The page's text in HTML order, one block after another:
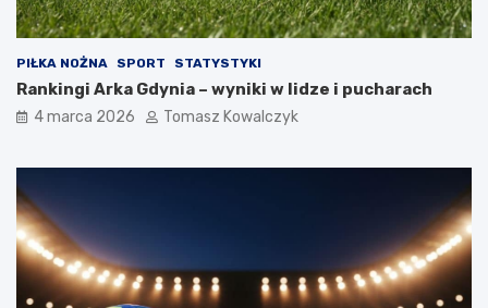
PIŁKA NOŻNA SPORT STATYSTYKI
Rankingi Arka Gdynia – wyniki w lidze i pucharach
4 marca 2026 Tomasz Kowalczyk